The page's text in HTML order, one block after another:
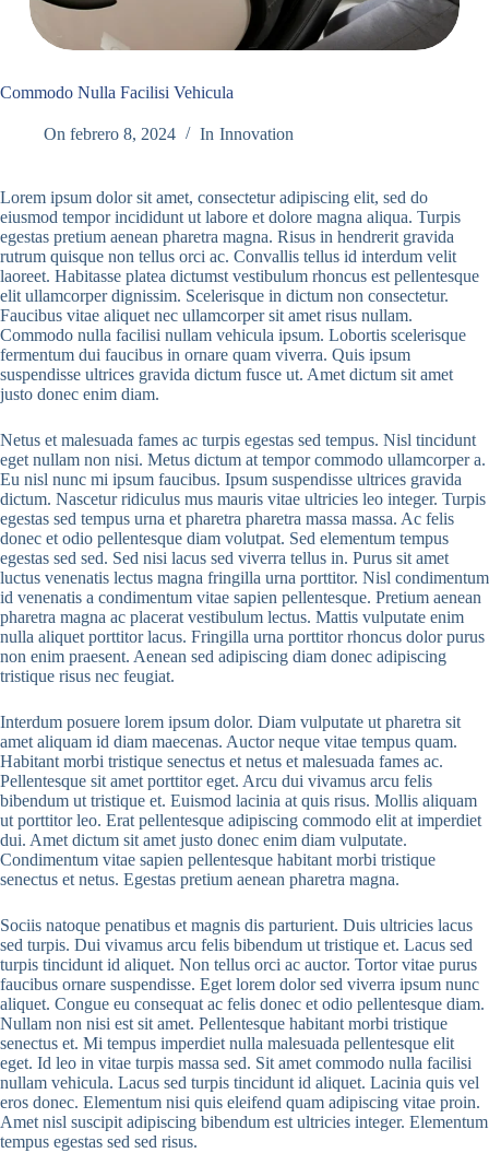
Commodo Nulla Facilisi Vehicula
On febrero 8, 2024 In Innovation
Lorem ipsum dolor sit amet, consectetur adipiscing elit, sed do
eiusmod tempor incididunt ut labore et dolore magna aliqua. Turpis
egestas pretium aenean pharetra magna. Risus in hendrerit gravida
rutrum quisque non tellus orci ac. Convallis tellus id interdum velit
laoreet. Habitasse platea dictumst vestibulum rhoncus est pellentesque
elit ullamcorper dignissim. Scelerisque in dictum non consectetur.
Faucibus vitae aliquet nec ullamcorper sit amet risus nullam.
Commodo nulla facilisi nullam vehicula ipsum. Lobortis scelerisque
fermentum dui faucibus in ornare quam viverra. Quis ipsum
suspendisse ultrices gravida dictum fusce ut. Amet dictum sit amet
justo donec enim diam.
Netus et malesuada fames ac turpis egestas sed tempus. Nisl tincidunt
eget nullam non nisi. Metus dictum at tempor commodo ullamcorper a.
Eu nisl nunc mi ipsum faucibus. Ipsum suspendisse ultrices gravida
dictum. Nascetur ridiculus mus mauris vitae ultricies leo integer. Turpis
egestas sed tempus urna et pharetra pharetra massa massa. Ac felis
donec et odio pellentesque diam volutpat. Sed elementum tempus
egestas sed sed. Sed nisi lacus sed viverra tellus in. Purus sit amet
luctus venenatis lectus magna fringilla urna porttitor. Nisl condimentum
id venenatis a condimentum vitae sapien pellentesque. Pretium aenean
pharetra magna ac placerat vestibulum lectus. Mattis vulputate enim
nulla aliquet porttitor lacus. Fringilla urna porttitor rhoncus dolor purus
non enim praesent. Aenean sed adipiscing diam donec adipiscing
tristique risus nec feugiat.
Interdum posuere lorem ipsum dolor. Diam vulputate ut pharetra sit
amet aliquam id diam maecenas. Auctor neque vitae tempus quam.
Habitant morbi tristique senectus et netus et malesuada fames ac.
Pellentesque sit amet porttitor eget. Arcu dui vivamus arcu felis
bibendum ut tristique et. Euismod lacinia at quis risus. Mollis aliquam
ut porttitor leo. Erat pellentesque adipiscing commodo elit at imperdiet
dui. Amet dictum sit amet justo donec enim diam vulputate.
Condimentum vitae sapien pellentesque habitant morbi tristique
senectus et netus. Egestas pretium aenean pharetra magna.
Sociis natoque penatibus et magnis dis parturient. Duis ultricies lacus
sed turpis. Dui vivamus arcu felis bibendum ut tristique et. Lacus sed
turpis tincidunt id aliquet. Non tellus orci ac auctor. Tortor vitae purus
faucibus ornare suspendisse. Eget lorem dolor sed viverra ipsum nunc
aliquet. Congue eu consequat ac felis donec et odio pellentesque diam.
Nullam non nisi est sit amet. Pellentesque habitant morbi tristique
senectus et. Mi tempus imperdiet nulla malesuada pellentesque elit
eget. Id leo in vitae turpis massa sed. Sit amet commodo nulla facilisi
nullam vehicula. Lacus sed turpis tincidunt id aliquet. Lacinia quis vel
eros donec. Elementum nisi quis eleifend quam adipiscing vitae proin.
Amet nisl suscipit adipiscing bibendum est ultricies integer. Elementum
tempus egestas sed sed risus.